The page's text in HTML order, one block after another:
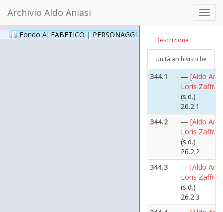
Archivio Aldo Aniasi
Fondo ALFABETICO | PERSONAGGI _ Archivio Fotografico
Descrizione
Unità archivistiche
Zaccaria
26.1.6
344
[Zaffra Loris]
(s.d.)
26.2
344.1
— [Aldo
Loris Zaffra]
(s.d.)
26.2.1
344.2
— [Aldo
Loris Zaffra]
(s.d.)
26.2.2
344.3
— [Aldo
Loris Zaffra]
(s.d.)
26.2.3